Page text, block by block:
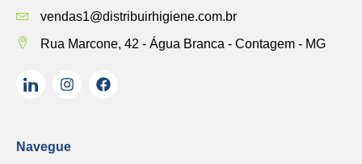
vendas1@distribuirhigiene.com.br
Rua Marcone, 42 - Água Branca - Contagem - MG
Navegue